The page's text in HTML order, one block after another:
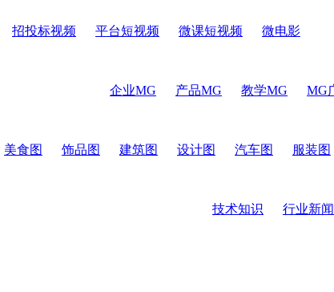
招投标视频 平台短视频 微课短视频 微电影
企业MG 产品MG 教学MG MG
美食图 饰品图 建筑图 设计图 汽车图 服装图
技术知识 行业新闻